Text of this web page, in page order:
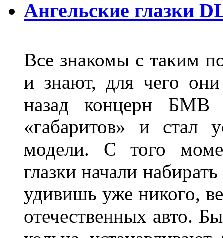
Ангельские глазки
Все знакомы с таким
и знают, для чего
назад концерн БМВ
«габаритов» и стал
модели. С того
глазки начали
удивишь уже никого,
отечественных авто.